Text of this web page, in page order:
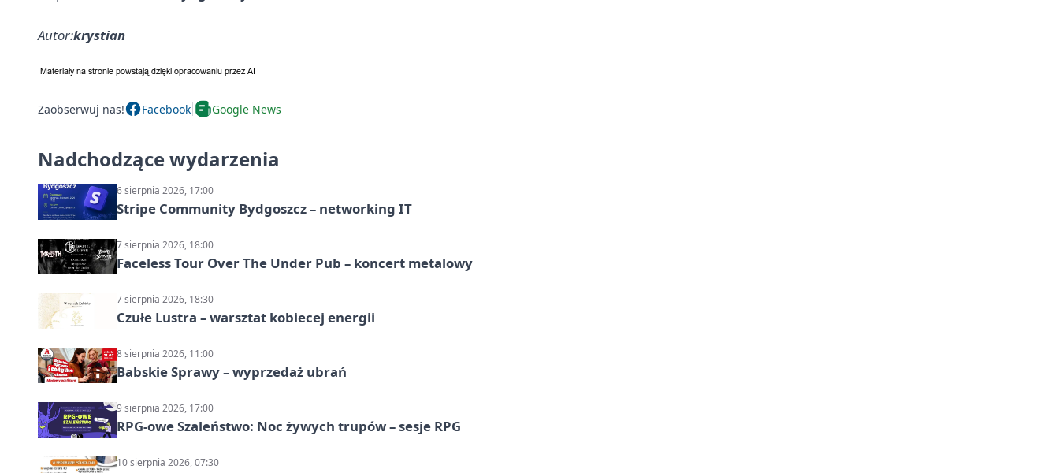
Autor:krystian
Zaobserwuj nas! Facebook Google News
Nadchodzące wydarzenia
6 sierpnia 2026, 17:00
Stripe Community Bydgoszcz – networking IT
7 sierpnia 2026, 18:00
Faceless Tour Over The Under Pub – koncert metalowy
7 sierpnia 2026, 18:30
Czułe Lustra – warsztat kobiecej energii
8 sierpnia 2026, 11:00
Babskie Sprawy – wyprzedaż ubrań
9 sierpnia 2026, 17:00
RPG-owe Szaleństwo: Noc żywych trupów – sesje RPG
10 sierpnia 2026, 07:30